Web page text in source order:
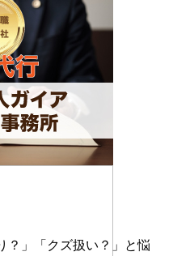
？」「クズ扱い？」と悩